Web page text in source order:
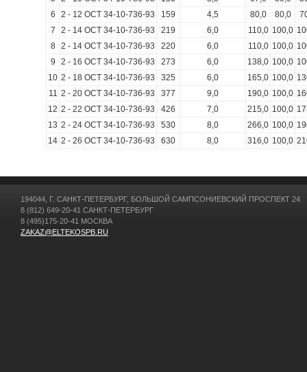
6
2 - 12 ОСТ 34-10-736-93 159 4,5 80,0 80,0
7
2 - 14 ОСТ 34-10-736-93 219 6,0 110,0 100,0
8
2 - 14 ОСТ 34-10-736-93 220 6,0 110,0 100,0
9
2 - 16 ОСТ 34-10-736-93 273 6,0 138,0 100,0
10 2 - 18 ОСТ 34-10-736-93 325 6,0 165,0 100,0
11 2 - 20 ОСТ 34-10-736-93 377 9,0 190,0 100,0
12 2 - 22 ОСТ 34-10-736-93 426 7,0 215,0 100,0
13 2 - 24 ОСТ 34-10-736-93 530 8,0 266,0 100,0
14 2 - 26 ОСТ 34-10-736-93 630 8,0 316,0 100,0
194044, Г. САНКТ-ПЕТЕРБУРГ, БОЛЬШОЙ САМПСОНИЕВСКИЙ ПРОСПЕКТ 24
8 (812) 649-20-41 САНКТ-ПЕТЕРБУРГ
8 (495)175-20-41 МОСКВА
ZAKAZ@ELTEKOSPB.RU